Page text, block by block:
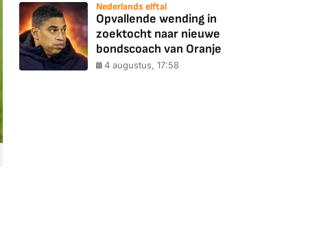
Nederlands elftal
Opvallende wending in
zoektocht naar nieuwe
bondscoach van Oranje
4 augustus, 17:58